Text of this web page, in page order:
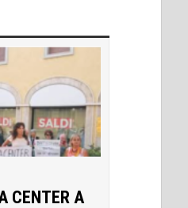
CENTER A